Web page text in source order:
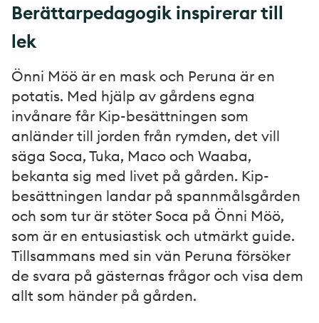
Berättarpedagogik inspirerar till
lek
Önni Möö är en mask och Peruna är en
potatis. Med hjälp av gårdens egna
invånare får Kip-besättningen som
anländer till jorden från rymden, det vill
säga Soca, Tuka, Maco och Waaba,
bekanta sig med livet på gården. Kip-
besättningen landar på spannmålsgården
och som tur är stöter Soca på Önni Möö,
som är en entusiastisk och utmärkt guide.
Tillsammans med sin vän Peruna försöker
de svara på gästernas frågor och visa dem
allt som händer på gården.